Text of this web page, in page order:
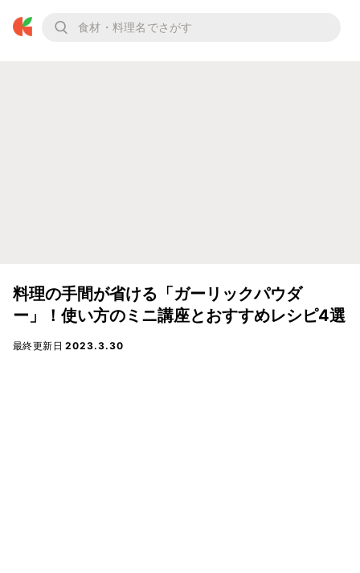
料理の手間が省ける「ガーリックパウダ
ー」！使い方のミニ講座とおすすめレシピ4選
最終更新日2023.3.30